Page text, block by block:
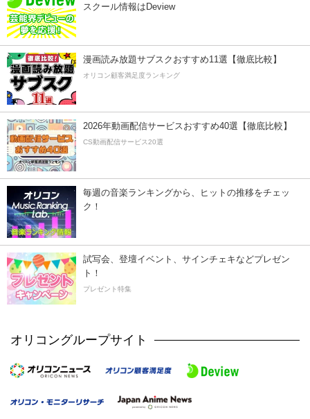
スクール情報はDeview
漫画読み放題サブスクおすすめ11選【徹底比較】
オリコン顧客満足度ランキング
2026年動画配信サービスおすすめ40選【徹底比較】
CS動画配信サービス20選
毎週の音楽ランキングから、ヒットの推移をチェッ
ク！
試写会、登壇イベント、サインチェキなどプレゼン
ト！
プレゼント特集
オリコングループサイト